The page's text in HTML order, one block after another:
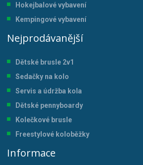
Hokejbalové vybavení
Kempingové vybavení
Nejprodávanější
Dětské brusle 2v1
Sedačky na kolo
Servis a údržba kola
Dětské pennyboardy
Kolečkové brusle
Freestylové koloběžky
Informace